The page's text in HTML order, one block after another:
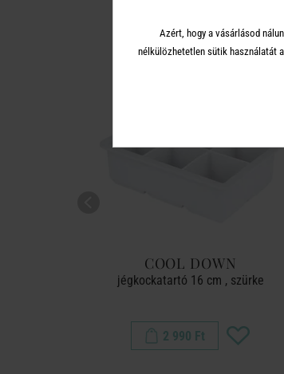
COOL DOWN
jégkockatartó 16 cm , szürke
2 990 Ft
Azért, hogy a vásárlásod
nélkülözhetetlen sütik használatát